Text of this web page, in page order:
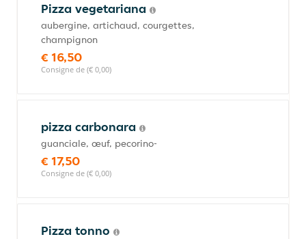
Pizza vegetariana
aubergine, artichaud, courgettes,
champignon
€ 16,50
Consigne de (€ 0,00)
pizza carbonara
guanciale, œuf, pecorino-
€ 17,50
Consigne de (€ 0,00)
Pizza tonno